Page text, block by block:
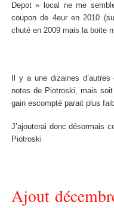
Depot » local ne me
coupon de 4eur en 2010
chuté en 2009 mais la boite
Il y a une dizaines
notes de Piotroski, mais
gain escompté parait plus
J’ajouterai donc désormais
Piotroski
Ajout